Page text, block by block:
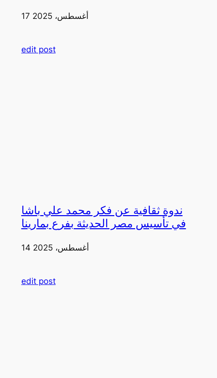
17 أغسطس، 2025
edit post
ندوة ثقافية عن فكر محمد علي باشا
في تأسيس مصر الحديثة بفرع بمارينا
14 أغسطس، 2025
edit post